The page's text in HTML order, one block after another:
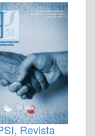
Revista